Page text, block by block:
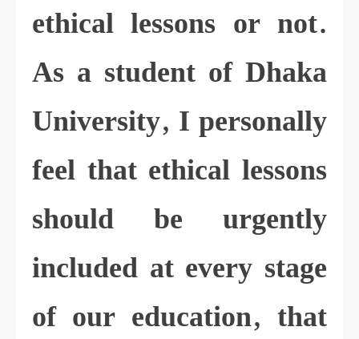
ethical lessons or not.
As a student of Dhaka
University, I personally
feel that ethical lessons
should be urgently
included at every stage
of our education, that